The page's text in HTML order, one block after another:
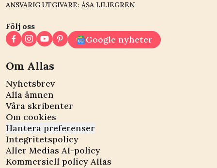
ANSVARIG UTGIVARE: ÅSA LILIEGREN
Följ oss
Google nyheter
Om Allas
Nyhetsbrev
Alla ämnen
Våra skribenter
Om cookies
Hantera preferenser
Integritetspolicy
Aller Medias AI-policy
Kommersiell policy Allas